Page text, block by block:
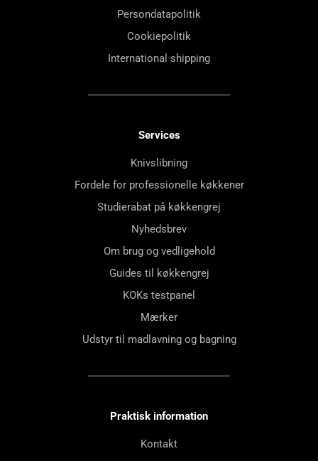
Persondatapolitik
Cookiepolitik
International shipping
Services
Knivslibning
Fordele for professionelle køkkener
Studierabat på køkkengrej
Nyhedsbrev
Om brug og vedligehold
Guides til køkkengrej
KOKs testpanel
Mærker
Udstyr til madlavning og bagning
Praktisk information
Kontakt